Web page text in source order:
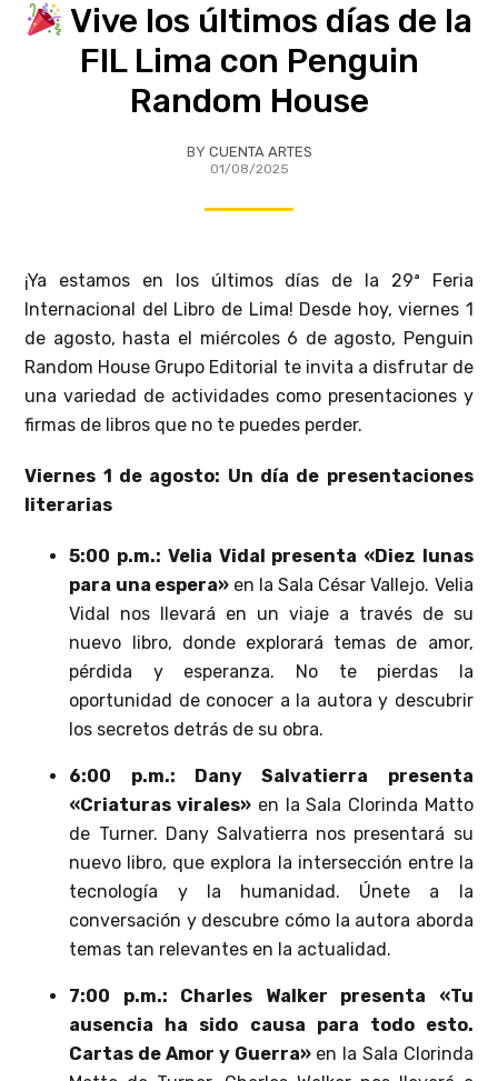
Vive los últimos días de la
FIL Lima con Penguin
Random House
BY CUENTA ARTES
01/08/2025
¡Ya estamos en los últimos días de la 29ª Feria
Internacional del Libro de Lima! Desde hoy, viernes 1
de agosto, hasta el miércoles 6 de agosto, Penguin
Random House Grupo Editorial te invita a disfrutar de
una variedad de actividades como presentaciones y
firmas de libros que no te puedes perder.
Viernes 1 de agosto: Un día de presentaciones
literarias
5:00 p.m.: Velia Vidal presenta «Diez lunas
para una espera»en la Sala César Vallejo. Velia
Vidal nos llevará en un viaje a través de su
nuevo libro, donde explorará temas de amor,
pérdida y esperanza. No te pierdas la
oportunidad de conocer a la autora y descubrir
los secretos detrás de su obra.
6:00 p.m.: Dany Salvatierra presenta
«Criaturas virales» en la Sala Clorinda Matto
de Turner. Dany Salvatierra nos presentará su
nuevo libro, que explora la intersección entre la
tecnología y la humanidad. Únete a la
conversación y descubre cómo la autora aborda
temas tan relevantes en la actualidad.
7:00 p.m.: Charles Walker presenta «Tu
ausencia ha sido causa para todo esto.
Cartas de Amor y Guerra»en la Sala Clorinda